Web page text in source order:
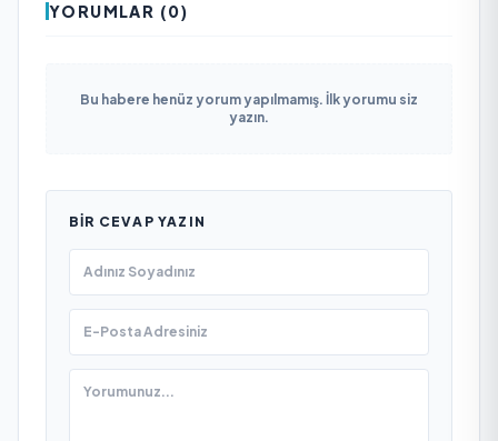
YORUMLAR (0)
Bu habere henüz yorum yapılmamış. İlk yorumu siz
yazın.
BIR CEVAP YAZIN